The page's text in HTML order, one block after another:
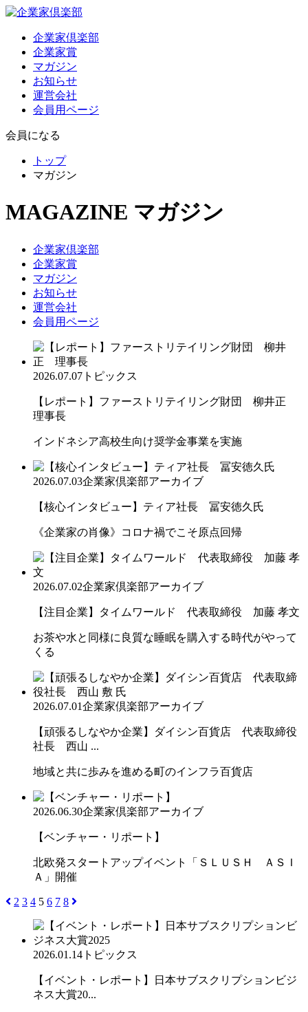
企業家倶楽部
企業家賞
マガジン
お知らせ
運営会社
会員用ページ
会員になる
トップ
マガジン
MAGAZINE マガジン
企業家倶楽部
企業家賞
マガジン
お知らせ
運営会社
会員用ページ
2026.07.07 トピックス
【レポート】ファーストリテイリング財団 柳井正
理事長
インドネシア高校生向け奨学金事業を実施
2026.07.03企業家倶楽部アーカイブ
【核心インタビュー】ティア社長 冨安徳久氏
《企業家の肖像》コロナ禍でこそ原点回帰
2026.07.02企業家倶楽部アーカイブ
【注目企業】タイムワールド 代表取締役 加藤 孝文
お茶や水と同様に良質な睡眠を購入する時代がやって
くる
2026.07.01企業家倶楽部アーカイブ
【頑張るしなやか企業】ダイシン百貨店 代表取締役
社長 西山 ...
地域と共に歩みを進める町のインフラ百貨店
2026.06.30企業家倶楽部アーカイブ
【ベンチャー・リポート】
北欧発スタートアップイベント「ＳＬＵＳＨ ＡＳＩ
Ａ」開催
2 3 4 5 6 7 8
2026.01.14 トピックス
【イベント・レポート】日本サブスクリプションビジ
ネス大賞20...